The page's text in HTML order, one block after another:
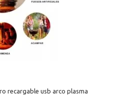
recargable usb arco plasma